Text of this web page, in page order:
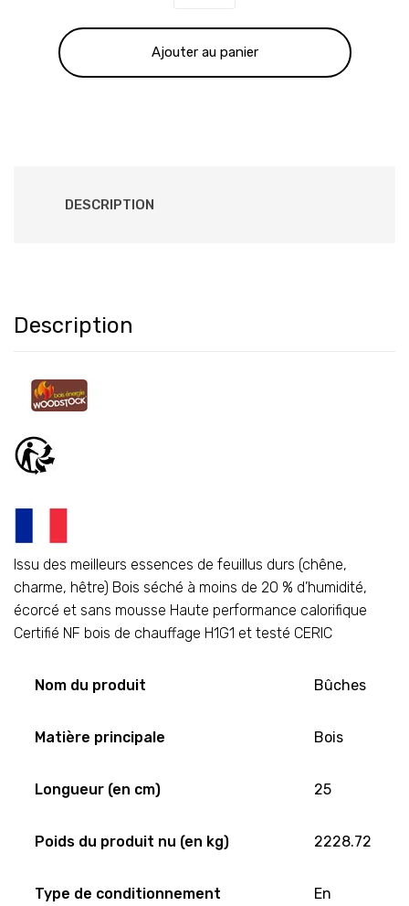
était :
840.00 €.
est :
504.00 €.
Ajouter au panier
DESCRIPTION
Description
Issu des meilleurs essences de feuillus durs (chêne,
charme, hêtre) Bois séché à moins de 20 % d’humidité,
écorcé et sans mousse Haute performance calorifique
Certifié NF bois de chauffage H1G1 et testé CERIC
Nom du produit Bûches
Matière principale Bois
Longueur (en cm) 25
Poids du produit nu (en kg) 2228.72
Type de conditionnement
En